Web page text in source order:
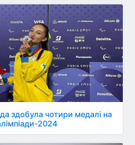
здобула чотири медалі на
2024